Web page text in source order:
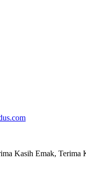
Kasih Emak, Terima